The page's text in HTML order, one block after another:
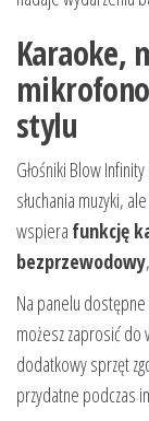
Karaoke,
stylu
Głośniki Blow
słuchania muzyki,
wspiera funkcję
bezprzewodowy
Na panelu dostępne
możesz zaprosić do
dodatkowy sprzęt
przydatne podczas